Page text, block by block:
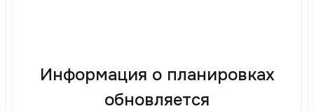
Информация о планировках
обновляется